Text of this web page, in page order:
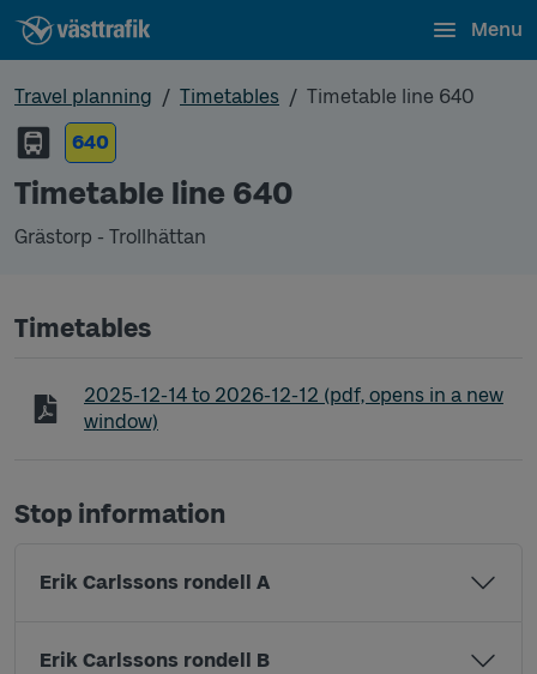
Menu
Travel planning Timetables
Timetable line 640
640
Timetable line 640
Grästorp - Trollhättan
Timetables
Timetable line 640 Grästorp - Trollhättan
2025-12-14 to 2026-12-12 (pdf, opens in a new
window)
Stop information
Erik Carlssons rondell A
Erik Carlssons rondell B